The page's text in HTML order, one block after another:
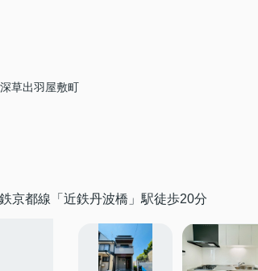
深草出羽屋敷町
京都線「近鉄丹波橋」駅徒歩20分